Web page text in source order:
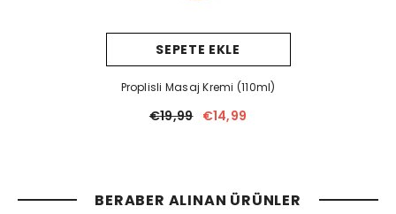
SEPETE EKLE
Proplisli Masaj Kremi (110ml)
€19,99 €14,99
BERABER ALINAN ÜRÜNLER